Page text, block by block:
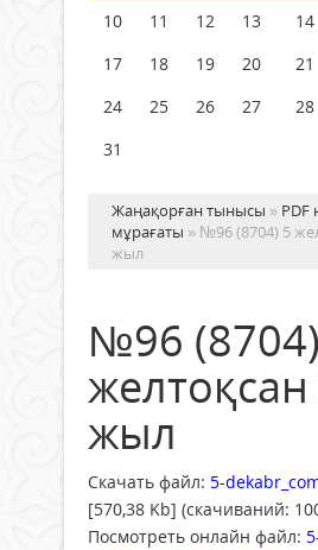
10
11 12 13 14
17
18 19 20 21
24
25 26 27 28
31
Жаңақорған тынысы » PDF
мұрағаты » №96 (8704) 5
жыл
№96
жыл
Скачать файл: 5-
[570,38 Kb] (cкачиваний:
Посмотреть онлайн файл: